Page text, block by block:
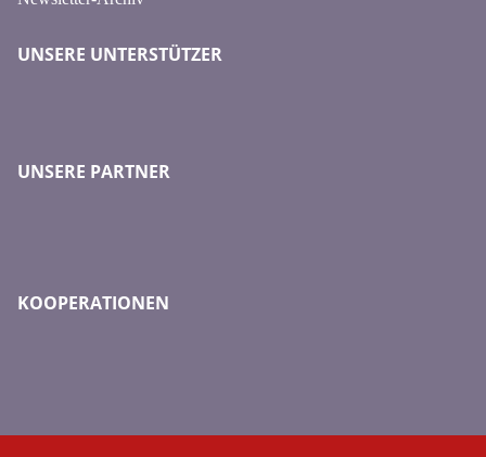
UNSERE UNTERSTÜTZER
UNSERE PARTNER
KOOPERATIONEN